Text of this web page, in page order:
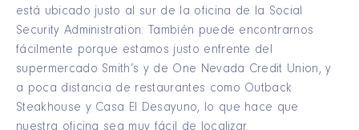
está ubicado justo al sur de la oficina de la Social
Security Administration. También puede encontrarnos
fácilmente porque estamos justo enfrente del
supermercado Smith’s y de One Nevada Credit Union, y
a poca distancia de restaurantes como Outback
Steakhouse y Casa El Desayuno, lo que hace que